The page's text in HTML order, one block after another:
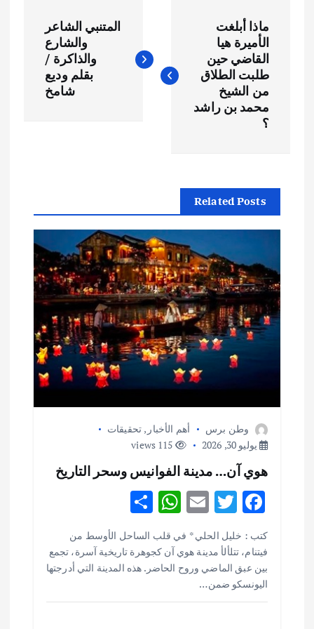
ص
م
ت
ماذا أبلغت
الأميرة هيا
القاضي حين
طلبت الطلاق
من الشيخ
محمد بن راشد
؟
المتنبي الشاعر
والشارع
والذاكرة /
بقلم وديع
شامخ
Related Posts
وطن برس أهم الأخبار , تحقيقات
يوليو 30, 2026
هوي آن… مدينة الفوانيس وسحر التاريخ
F
ac
e
b
o
T
w
it
te
r
E
ai
l
W
h
at
s
S
h
ar
e
كتب : خليل الحلي * في قلب الساحل الأوسط من
فيتنام، تتلألأ مدينة هوي آن كجوهرة تاريخية آسرة، تجمع
بين عبق الماضي وروح الحاضر. هذه المدينة التي أدرجتها
اليونسكو ضمن…